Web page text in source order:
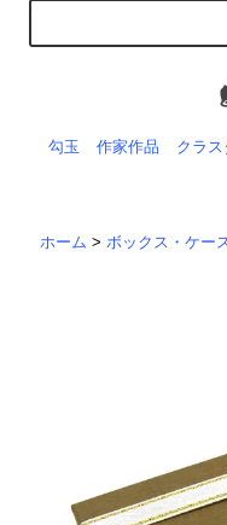
勾玉 作家作品 クラス
ホーム >ボックス・ケー